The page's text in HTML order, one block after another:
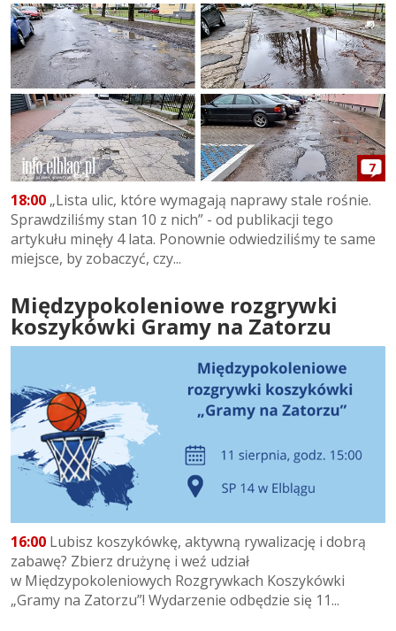
7
18:00 „Lista ulic, które wymagają naprawy stale rośnie.
Sprawdziliśmy stan 10 z nich” - od publikacji tego
artykułu minęły 4 lata. Ponownie odwiedziliśmy te same
miejsce, by zobaczyć, czy...
Międzypokoleniowe rozgrywki
koszykówki Gramy na Zatorzu
16:00 Lubisz koszykówkę, aktywną rywalizację i dobrą
zabawę? Zbierz drużynę i weź udział
w Międzypokoleniowych Rozgrywkach Koszykówki
„Gramy na Zatorzu”! Wydarzenie odbędzie się 11...